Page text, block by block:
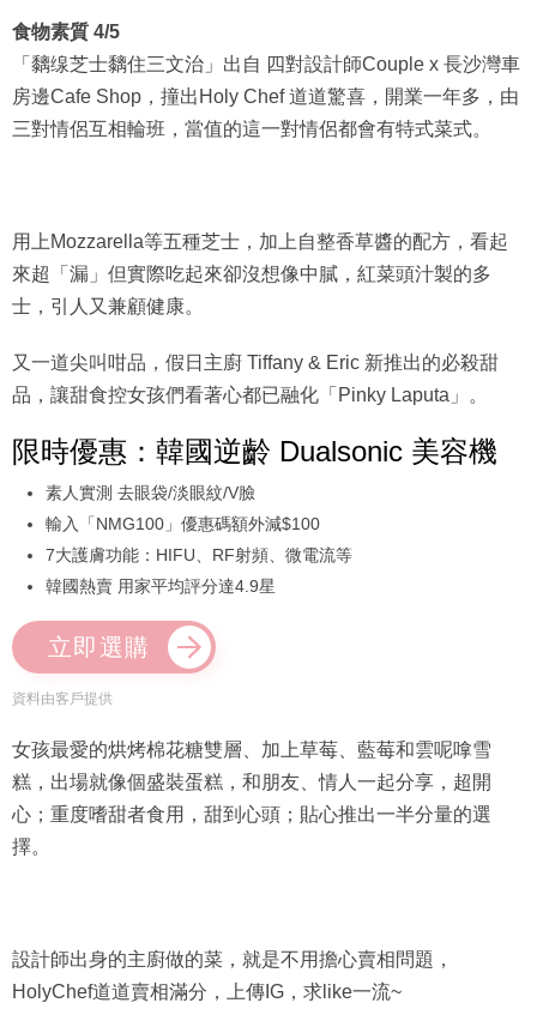
食物素質 4/5
「黐缐芝士黐住三文治」出自 四對設計師Couple x 長沙灣車
房邊Cafe Shop，撞出Holy Chef 道道驚喜，開業一年多，由
三對情侶互相輪班，當值的這一對情侶都會有特式菜式。
用上Mozzarella等五種芝士，加上自整香草醬的配方，看起
來超「漏」但實際吃起來卻沒想像中膩，紅菜頭汁製的多
士，引人又兼顧健康。
又一道尖叫咁品，假日主廚 Tiffany & Eric 新推出的必殺甜
品，讓甜食控女孩們看著心都已融化「Pinky Laputa」。
限時優惠：韓國逆齡 Dualsonic 美容機
素人實測 去眼袋/淡眼紋/V臉
輸入「NMG100」優惠碼額外減$100
7大護膚功能：HIFU、RF射頻、微電流等
韓國熱賣 用家平均評分達4.9星
立即選購
資料由客戶提供
女孩最愛的烘烤棉花糖雙層、加上草莓、藍莓和雲呢嗱雪
糕，出場就像個盛裝蛋糕，和朋友、情人一起分享，超開
心；重度嗜甜者食用，甜到心頭；貼心推出一半分量的選
擇。
設計師出身的主廚做的菜，就是不用擔心賣相問題，
HolyChef道道賣相滿分，上傳IG，求like一流~